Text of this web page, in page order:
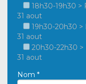
18h30-19h30 >
31 aout
19h30-20h30
31 aout
20h30-22h30
31 aout
Nom *